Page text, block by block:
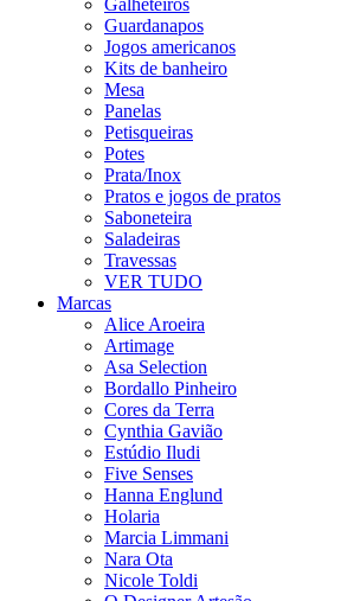
Galheteiros
Guardanapos
Jogos americanos
Kits de banheiro
Mesa
Panelas
Petisqueiras
Potes
Prata/Inox
Pratos e jogos de pratos
Saboneteira
Saladeiras
Travessas
VER TUDO
Marcas
Alice Aroeira
Artimage
Asa Selection
Bordallo Pinheiro
Cores da Terra
Cynthia Gavião
Estúdio Iludi
Five Senses
Hanna Englund
Holaria
Marcia Limmani
Nara Ota
Nicole Toldi